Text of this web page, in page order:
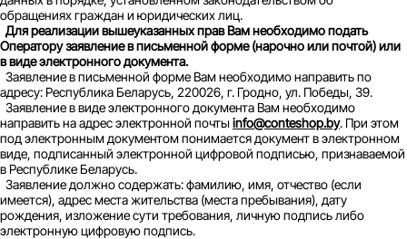
обращениях граждан и юридических лиц.
Для реализации вышеуказанных прав Вам необходимо подать
Оператору заявление в письменной форме (нарочно или почтой) или
в виде электронного документа.
Заявление в письменной форме Вам необходимо направить по
адресу: Республика Беларусь, 220026, г. Гродно, ул. Победы, 39.
Заявление в виде электронного документа Вам необходимо
направить на адрес электронной почтыinfo@conteshop.by. При этом
под электронным документом понимается документ в электронном
виде, подписанный электронной цифровой подписью, признаваемой
в Республике Беларусь.
Заявление должно содержать: фамилию, имя, отчество (если
имеется), адрес места жительства (места пребывания), дату
рождения, изложение сути требования, личную подпись либо
электронную цифровую подпись.